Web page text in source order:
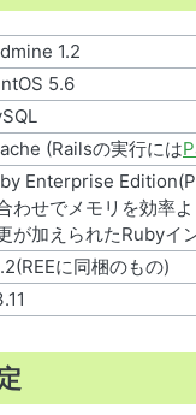
1.2
5.6
(Railsの実行には
Enterprise
わせでメモリを効率
が加えられたRubyイ
に同梱のもの)